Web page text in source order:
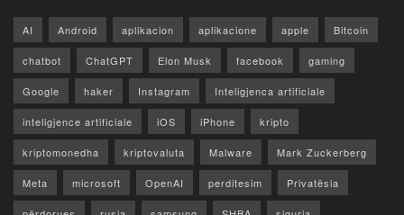
AI Android aplikacion aplikacione apple Bitcoin
chatbot ChatGPT Elon Musk facebook gaming
Google haker Instagram Inteligjenca artificiale
inteligjence artificiale iOS iPhone kripto
kriptomonedha kriptovaluta Malware Mark Zuckerberg
Meta microsoft OpenAI perditesim Privatësia